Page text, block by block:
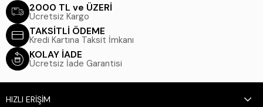
2000 TL ve ÜZERİ
Ücretsiz Kargo
TAKSİTLİ ÖDEME
Kredi Kartına Taksit İmkanı
KOLAY İADE
Ücretsiz İade Garantisi
HIZLI ERİŞİM